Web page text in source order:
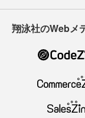
翔泳社のWebメ